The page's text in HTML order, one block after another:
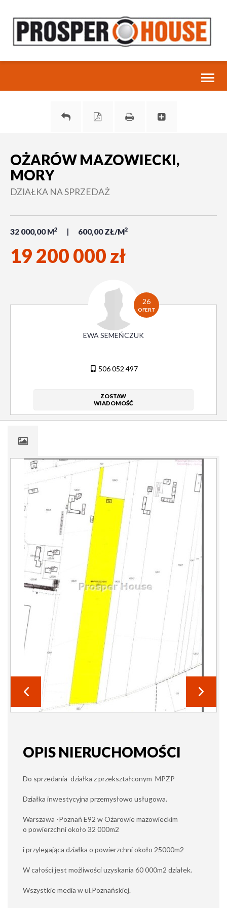
OŻARÓW MAZOWIECKI,
MORY
DZIAŁKA NA SPRZEDAŻ
32 000,00 M2 600,00 ZŁ/M2
19 200 000 zł
26
OFERT
EWA SEMEŃCZUK
506 052 497
ZOSTAW
WIADOMOŚĆ
OPIS NIERUCHOMOŚCI
Do sprzedania działka z przekształconym MPZP
Działka inwestycyjna przemysłowo usługowa.
Warszawa -Poznań E92 w Ożarowie mazowieckim
o powierzchni około 32 000m2
i przylegająca działka o powierzchni około 25000m2
W całości jest możliwości uzyskania 60 000m2 działek.
Wszystkie media w ul.Poznańskiej.